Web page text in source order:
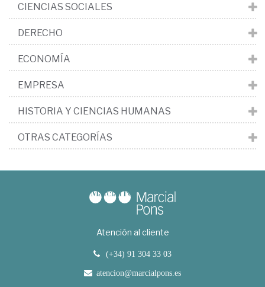
CIENCIAS SOCIALES
DERECHO
ECONOMÍA
EMPRESA
HISTORIA Y CIENCIAS HUMANAS
OTRAS CATEGORÍAS
Atención al cliente
(+34) 91 304 33 03
atencion@marcialpons.es